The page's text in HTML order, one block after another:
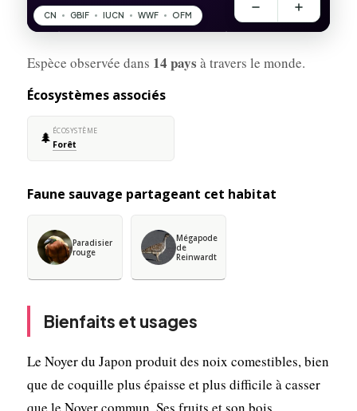
Espèce observée dans 14 pays à travers le monde.
Écosystèmes associés
🌲 ÉCOSYSTÈME
Forêt
Faune sauvage partageant cet habitat
Paradisier
rouge
Mégapode
de
Reinwardt
Bienfaits et usages
Le Noyer du Japon produit des noix comestibles, bien
que de coquille plus épaisse et plus difficile à casser